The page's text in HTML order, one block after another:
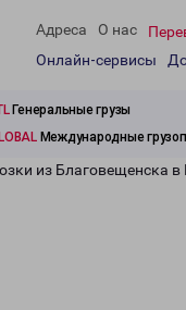
Адреса О нас
Онлайн-сервисы
Генеральные грузы
Международные
из Благовещенска